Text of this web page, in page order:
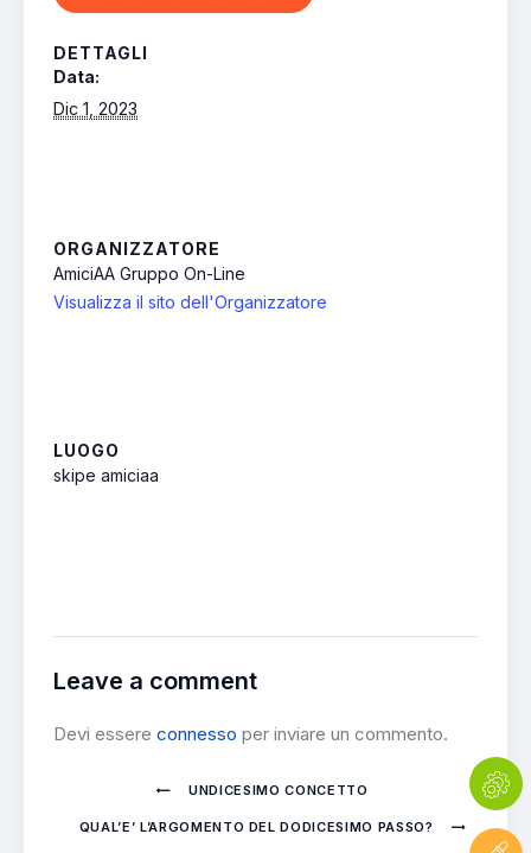
DETTAGLI
Data:
Dic 1, 2023
ORGANIZZATORE
AmiciAA Gruppo On-Line
Visualizza il sito dell'Organizzatore
LUOGO
skipe amiciaa
Leave a comment
Devi essere connesso per inviare un commento.
UNDICESIMO CONCETTO
QUAL’E’ L’ARGOMENTO DEL DODICESIMO PASSO?